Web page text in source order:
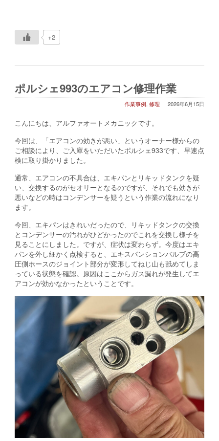
+2
ポルシェ993のエアコン修理作業
2026年6月15日
作業事例,修理
こんにちは、アルファオートメカニックです。
今回は、「エアコンの効きが悪い」というオーナー様からの
ご相談により、ご入庫をいただいたポルシェ933です、早速点
検に取り掛かりました。
通常、エアコンの不具合は、エキパンとリキッドタンクを疑
い、交換するのがセオリーとなるのですが、それでも効きが
悪いなどの時はコンデンサーを疑うという作業の流れになり
ます。
今回、エキパンはきれいだったので、リキッドタンクの交換
とコンデンサーの汚れがひどかったのでこれを交換し様子を
見ることにしました。ですが、症状は変わらず。今度はエキ
パンを外し細かく点検すると、エキスパンションバルブの高
圧側ホースのジョイント部分が変形してねじ山も舐めてしま
っている状態を確認。原因はここからガス漏れが発生してエ
アコンが効かなかったということです。